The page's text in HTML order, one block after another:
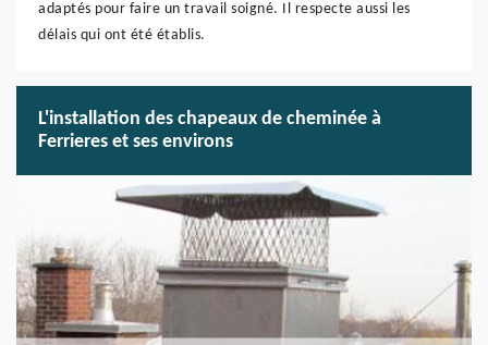
adaptés pour faire un travail soigné. Il respecte aussi les
délais qui ont été établis.
L'installation des chapeaux de cheminée à
Ferrieres et ses environs